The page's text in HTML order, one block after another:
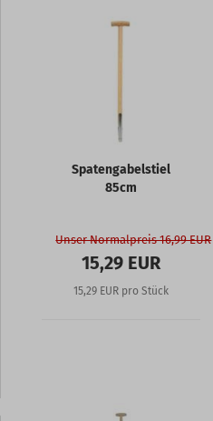
Spatengabelstiel
85cm
Unser Normalpreis 16,99 EUR
15,29 EUR
15,29 EUR pro Stück